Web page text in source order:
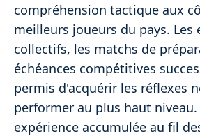
compréhension tactique aux
meilleurs joueurs du pays. Les
collectifs, les matchs de
échéances compétitives
permis d'acquérir les réflexes
performer au plus haut niveau.
expérience accumulée au fil